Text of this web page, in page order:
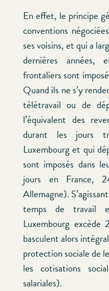
En effet, le principe
conventions
ses voisins, et qui a
dernières années,
frontaliers sont
Quand ils ne s’y
télétravail ou de
l’équivalent des
durant les jours
Luxembourg et qui
sont imposés dans
jours en France,
Allemagne).
temps de travail
Luxembourg excède
basculent alors
protection sociale de
les cotisations
salariales).